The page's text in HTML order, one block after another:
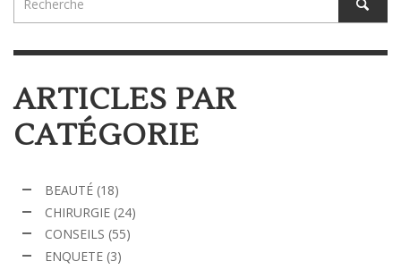
ARTICLES PAR
CATÉGORIE
BEAUTÉ (18)
CHIRURGIE (24)
CONSEILS (55)
ENQUETE (3)